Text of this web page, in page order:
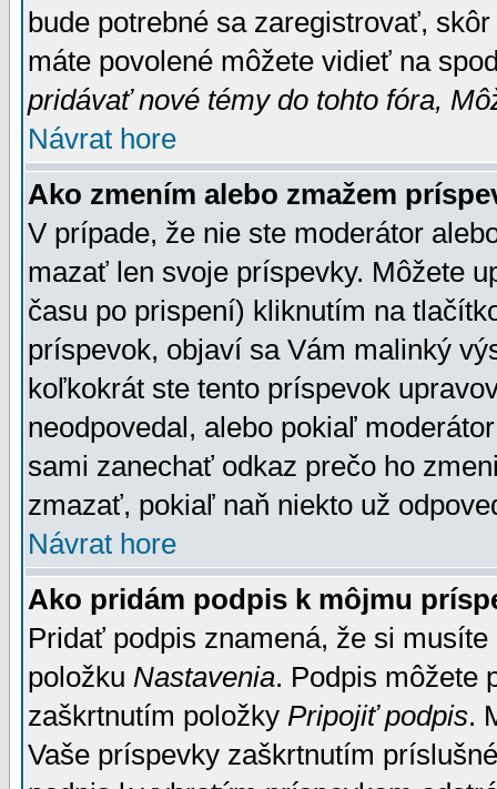
bude potrebné sa zaregistrovať,
máte povolené môžete vidieť na
pridávať nové témy do tohto fóra,
Návrat hore
Ako zmením alebo zmažem
V prípade, že nie ste moderátor
mazať len svoje príspevky. Môžete
času po prispení) kliknutím na
príspevok, objaví sa Vám malinký
koľkokrát ste tento príspevok
neodpovedal, alebo pokiaľ
sami zanechať odkaz prečo ho
zmazať, pokiaľ naň niekto už
Návrat hore
Ako pridám podpis k môjmu
Pridať podpis znamená, že si
položku Nastavenia. Podpis môžete
zaškrtnutím položky Pripojiť podpis.
Vaše príspevky zaškrtnutím